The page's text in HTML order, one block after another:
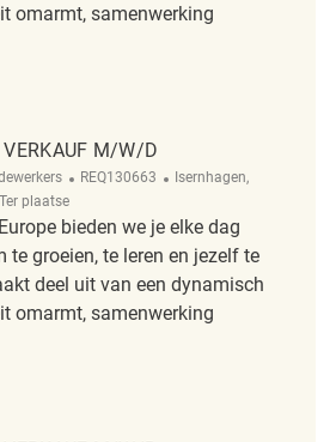
omarmt, samenwerking
Verkauf m/w/d REQ126207
M/W/D
ReqId
REQ130663 Plaats
Isernhagen,
Afgelegen
Ter plaatse
bieden we je elke dag
te groeien, te leren en jezelf te
deel uit van een dynamisch
omarmt, samenwerking
Verkauf m/w/d REQ130663